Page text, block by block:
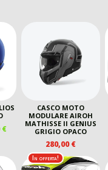
È:
280,00 €.
469,00 €.
€IL
È:
CASCO MOTO
MODULARE AIROH
MATHISSE II GENIUS
GRIGIO OPACO
280,00€
In offerta!